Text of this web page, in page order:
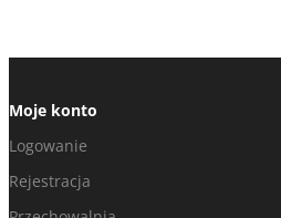
Moje konto
Logowanie
Rejestracja